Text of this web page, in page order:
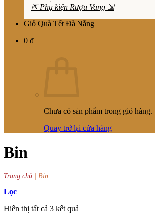
⇱ Phụ kiện Rượu Vang ⇲
Giỏ Quà Tết Đà Nẵng
0 ₫
Chưa có sản phẩm trong giỏ hàng.
Quay trở lại cửa hàng
Bin
Trang chủ Bin
Lọc
Hiển thị tất cả 3 kết quả